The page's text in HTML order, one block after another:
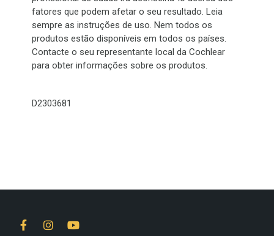
fatores que podem afetar o seu resultado. Leia
sempre as instruções de uso. Nem todos os
produtos estão disponíveis em todos os países.
Contacte o seu representante local da Cochlear
para obter informações sobre os produtos.
D2303681